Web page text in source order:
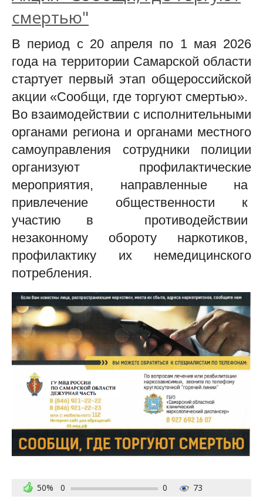
смертью"
В период с 20 апреля по 1 мая 2026
года на территории Самарской области
стартует первый этап общероссийской
акции «Сообщи, где торгуют смертью».
Во взаимодействии с исполнительными
органами региона и органами местного
самоуправления сотрудники полиции
организуют профилактические
мероприятия, направленные на
привлечение общественности к
участию в противодействии
незаконному обороту наркотиков,
профилактику их немедицинского
потребления.
50% 0 0
73